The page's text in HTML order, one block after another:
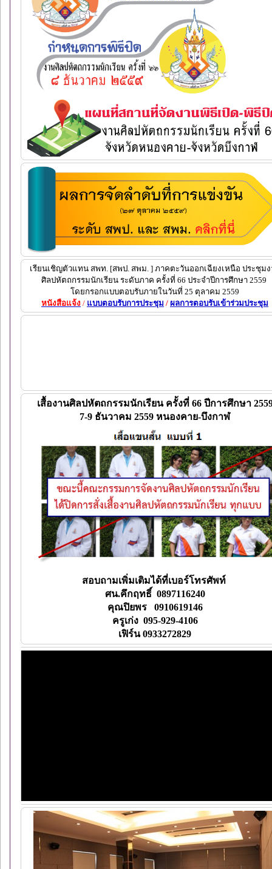
เรียนเชิญตัวแทน สพท. [สพป. สพม. ] ภาคตะวันออกเฉียงเหนือ ประชุม
ศิลปหัตถกรรมนักเรียน ระดับภาค ครั้งที่ 66 ประจำปีการศึกษา 2559
โดยกรอกแบบตอบรับภายในวันที่ 25 ตุลาคม 2559
หนังสือแจ้ง / แบบตอบรับการประชุม / ผลการตอบรับเข้าร่วมประชุม
เสื้องานศิลปหัตถกรรมนักเรียน ครั้งที่ 66 ปีการศึกษา
7-9 ธันวาคม 2559 หนองคาย-บึงกาฬ
สอบถามเพิ่มเติมได้ที่เบอร์โทรศัพท์
ศน.คึกฤทธิ์ 0897116240
คุณปิยพร 0910619146
ครูเก่ง 095-929-4106
เฟิร์น 0933272829